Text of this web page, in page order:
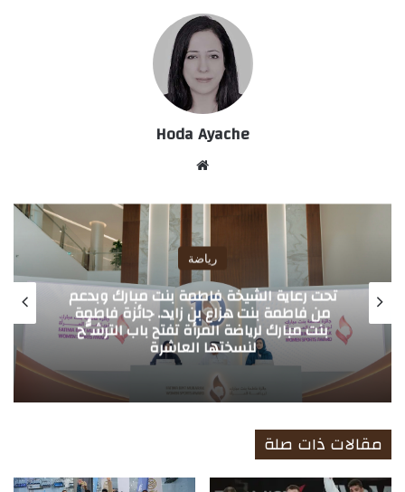
Hoda Ayache
الوي
ب
رياضة
تحت رعاية الشيخة فاطمة بنت مبارك وبدعم
من فاطمة بنت هزاع بن زايد.. جائزة فاطمة
بنت مبارك لرياضة المرأة تفتح باب الترشُّح
لنسختها العاشرة
مقالات ذات صلة